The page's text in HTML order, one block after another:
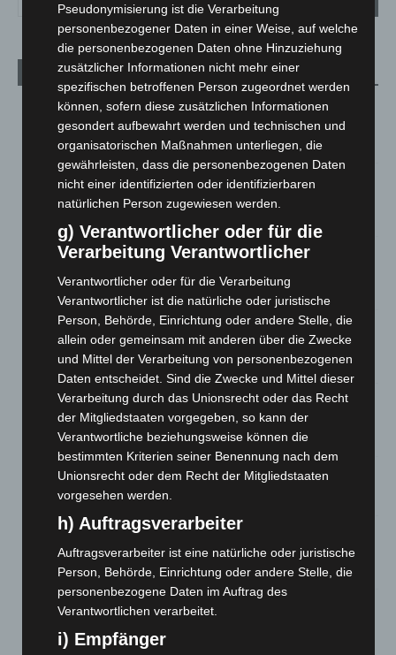
Aktuelle Beiträge
Niedersachsen: Feuerwehrkräfte kehren nach
Waldbrandeinsatz aus Spanien zurück
7. August 2026
Hannover: Erste Tigermücken-Population in Niedersachsen
entdeckt
Brand im „Haus der Begegnung“ in Neuwarmbüchen schnell
Region Hannover: 21 neue Notfallsanitäter starten beim
Roten Kreuz
5. August 2026
Mann läuft mit Hockeyschläger über A7 – Polizei sucht
Zeugen
5. August 2026
Celle: Mensch stirbt bei Bagger-Unfall auf Baustelle
5. August 2026
Gasleitung bei McDonald’s-Umbau in Langenhagen
beschädigt
5. August 2026
Anklage nach Abschaltung von „Archetyp Market“ erhoben
3. August 2026
Pseudonymisierung ist die Verarbeitung
personenbezogener Daten in einer Weise, auf welche
die personenbezogenen Daten ohne Hinzuziehung
zusätzlicher Informationen nicht mehr einer
spezifischen betroffenen Person zugeordnet werden
können, sofern diese zusätzlichen Informationen
gesondert aufbewahrt werden und technischen und
organisatorischen Maßnahmen unterliegen, die
gewährleisten, dass die personenbezogenen Daten
nicht einer identifizierten oder identifizierbaren
natürlichen Person zugewiesen werden.
g) Verantwortlicher oder für die
Verarbeitung Verantwortlicher
Verantwortlicher oder für die Verarbeitung
Verantwortlicher ist die natürliche oder juristische
Person, Behörde, Einrichtung oder andere Stelle, die
allein oder gemeinsam mit anderen über die Zwecke
und Mittel der Verarbeitung von personenbezogenen
Daten entscheidet. Sind die Zwecke und Mittel dieser
Verarbeitung durch das Unionsrecht oder das Recht
der Mitgliedstaaten vorgegeben, so kann der
Verantwortliche beziehungsweise können die
bestimmten Kriterien seiner Benennung nach dem
Unionsrecht oder dem Recht der Mitgliedstaaten
vorgesehen werden.
h) Auftragsverarbeiter
Auftragsverarbeiter ist eine natürliche oder juristische
Person, Behörde, Einrichtung oder andere Stelle, die
personenbezogene Daten im Auftrag des
Verantwortlichen verarbeitet.
i) Empfänger